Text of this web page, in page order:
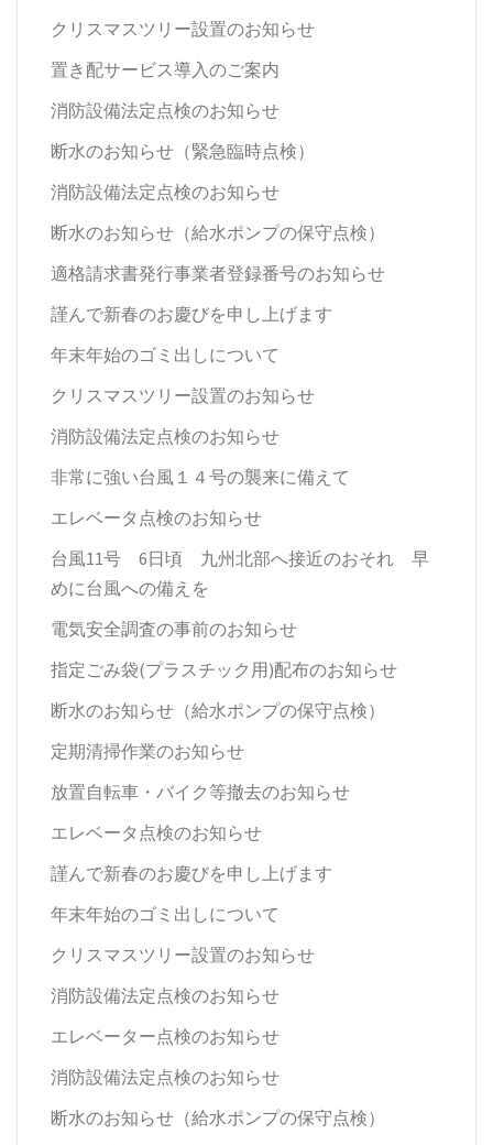
クリスマスツリー設置のお知らせ
置き配サービス導入のご案内
消防設備法定点検のお知らせ
断水のお知らせ（緊急臨時点検）
消防設備法定点検のお知らせ
断水のお知らせ（給水ポンプの保守点検）
適格請求書発行事業者登録番号のお知らせ
謹んで新春のお慶びを申し上げます
年末年始のゴミ出しについて
クリスマスツリー設置のお知らせ
消防設備法定点検のお知らせ
非常に強い台風１４号の襲来に備えて
エレベータ点検のお知らせ
台風11号 6日頃 九州北部へ接近のおそれ 早
めに台風への備えを
電気安全調査の事前のお知らせ
指定ごみ袋(プラスチック用)配布のお知らせ
断水のお知らせ（給水ポンプの保守点検）
定期清掃作業のお知らせ
放置自転車・バイク等撤去のお知らせ
エレベータ点検のお知らせ
謹んで新春のお慶びを申し上げます
年末年始のゴミ出しについて
クリスマスツリー設置のお知らせ
消防設備法定点検のお知らせ
エレベーター点検のお知らせ
消防設備法定点検のお知らせ
断水のお知らせ（給水ポンプの保守点検）